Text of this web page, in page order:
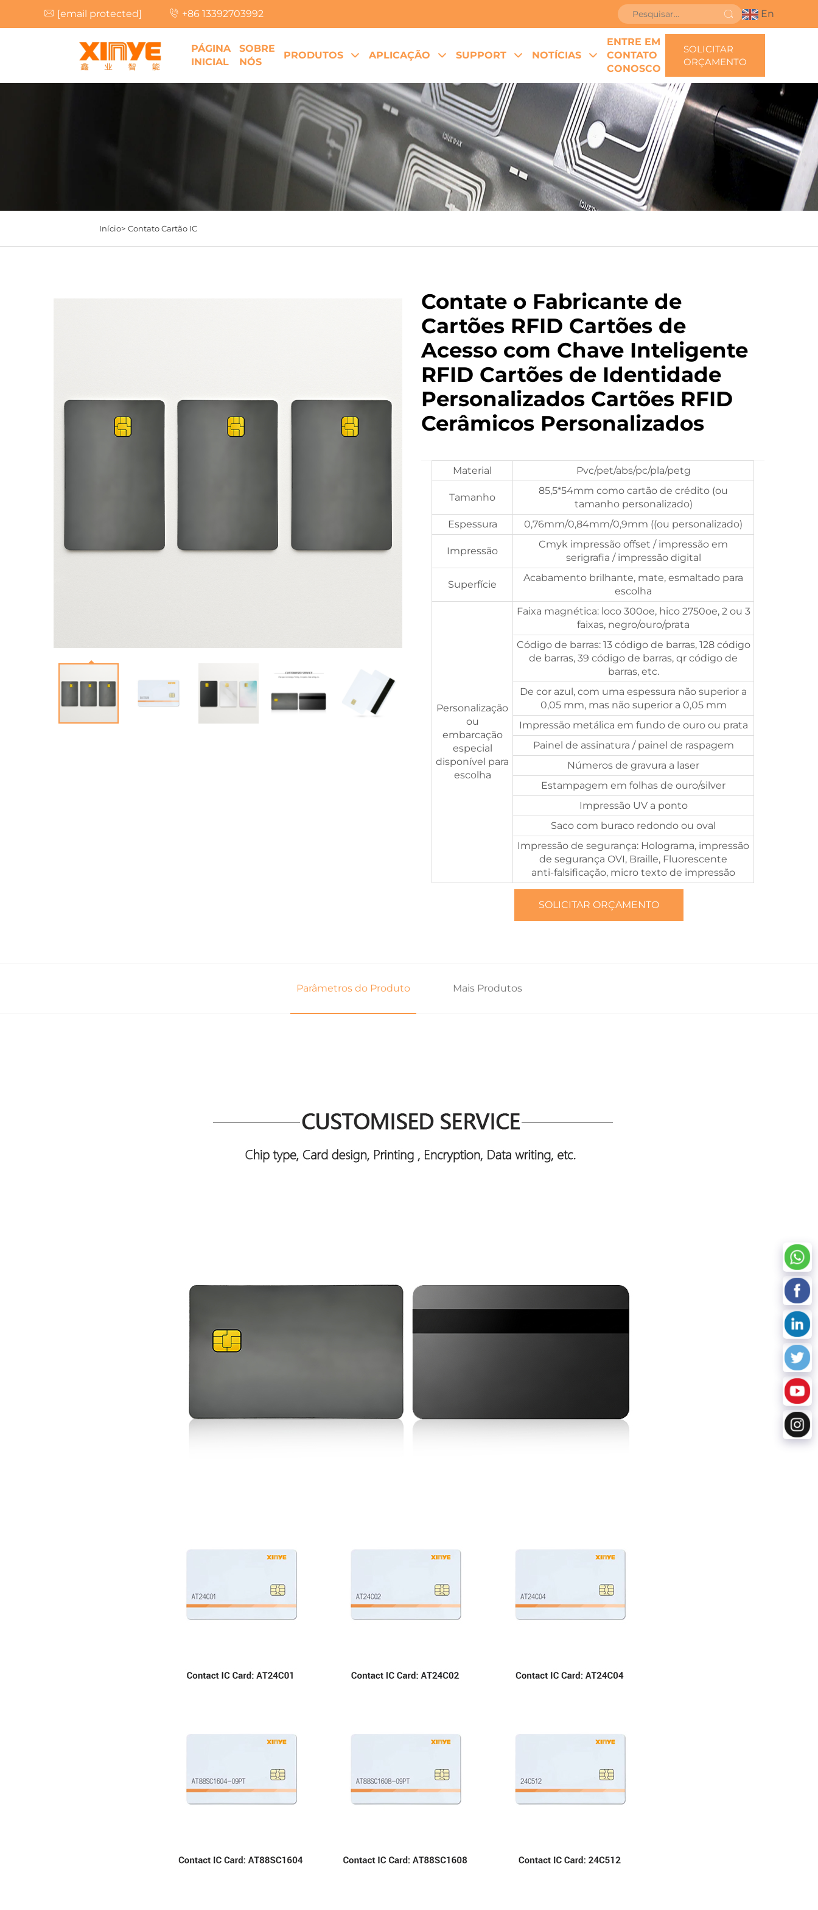
[email protected] +86 13392703992 En
PÁGINA
INICIAL
SOBRE
NÓS
PRODUTOS APLICAÇÃO SUPPORT NOTÍCIAS
ENTRE EM
CONTATO
CONOSCO
SOLICITAR
ORÇAMENTO
Início> Contato Cartão IC
Contate o Fabricante de
Cartões RFID Cartões de
Acesso com Chave Inteligente
RFID Cartões de Identidade
Personalizados Cartões RFID
Cerâmicos Personalizados
Material Pvc/pet/abs/pc/pla/petg
Tamanho
85,5*54mm como cartão de crédito (ou
tamanho personalizado)
Espessura
0,76mm/0,84mm/0,9mm ((ou personalizado)
Impressão
Cmyk impressão offset / impressão em
serigrafia / impressão digital
Superfície
Acabamento brilhante, mate, esmaltado para
escolha
Personalização
ou
embarcação
especial
disponível para
escolha
Faixa magnética: loco 300oe, hico 2750oe, 2 ou 3
faixas, negro/ouro/prata
Código de barras: 13 código de barras, 128 código
de barras, 39 código de barras, qr código de
barras, etc.
De cor azul, com uma espessura não superior a
0,05 mm, mas não superior a 0,05 mm
Impressão metálica em fundo de ouro ou prata
Painel de assinatura / painel de raspagem
Números de gravura a laser
Estampagem em folhas de ouro/silver
Impressão UV a ponto
Saco com buraco redondo ou oval
Impressão de segurança: Holograma, impressão
de segurança OVI, Braille, Fluorescente
anti-falsificação, micro texto de impressão
SOLICITAR ORÇAMENTO
Parâmetros do Produto Mais Produtos